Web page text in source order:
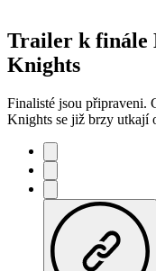
Trailer k finále
Knights
Finalisté jsou připraveni.
Knights se již brzy utkají